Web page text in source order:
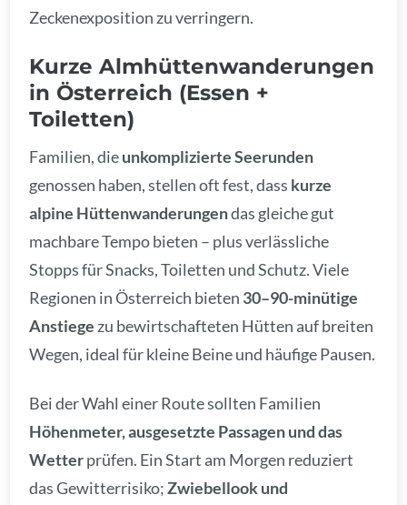
Zeckenexposition zu verringern.
Kurze Almhüttenwanderungen
in Österreich (Essen +
Toiletten)
Familien, dieunkomplizierte Seerunden
genossen haben, stellen oft fest, dass kurze
alpine Hüttenwanderungendas gleiche gut
machbare Tempo bieten – plus verlässliche
Stopps für Snacks, Toiletten und Schutz. Viele
Regionen in Österreich bieten 30–90-minütige
Anstiege zu bewirtschafteten Hütten auf breiten
Wegen, ideal für kleine Beine und häufige Pausen.
Bei der Wahl einer Route sollten Familien
Höhenmeter, ausgesetzte Passagen und das
Wetterprüfen. Ein Start am Morgen reduziert
das Gewitterrisiko;Zwiebellook und